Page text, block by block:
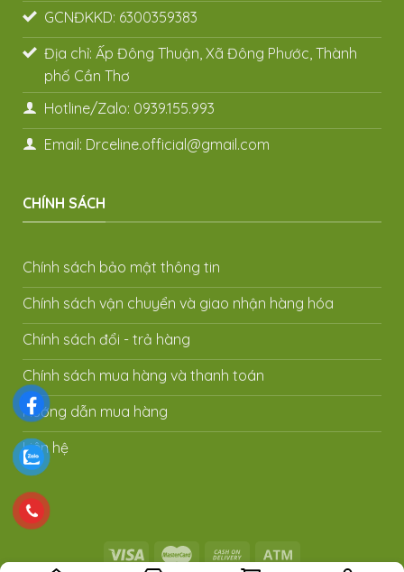
GCNĐKKD: 6300359383
Địa chỉ: Ấp Đông Thuận, Xã Đông Phước, Thành
phố Cần Thơ
Hotline/Zalo: 0939.155.993
Email: Drceline.official@gmail.com
CHÍNH SÁCH
Chính sách bảo mật thông tin
Chính sách vận chuyển và giao nhận hàng hóa
Chính sách đổi - trả hàng
Chính sách mua hàng và thanh toán
Hướng dẫn mua hàng
Liên hệ